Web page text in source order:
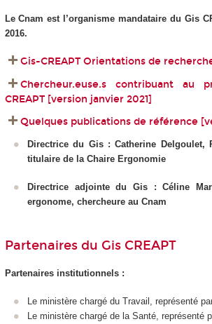
Le Cnam est l’organisme mandataire du Gis
2016.
Gis-CREAPT Orientations de
Chercheur.euse.s contribuant au
CREAPT [version janvier 2021]
Quelques publications de référence
Directrice du Gis : Catherine Delgoulet,
titulaire de la Chaire Ergonomie
Directrice adjointe du Gis : Céline
ergonome, chercheure au Cnam
Partenaires du Gis CREAPT
Partenaires institutionnels :
Le ministère chargé du Travail, représenté
Le ministère chargé de la Santé, représenté